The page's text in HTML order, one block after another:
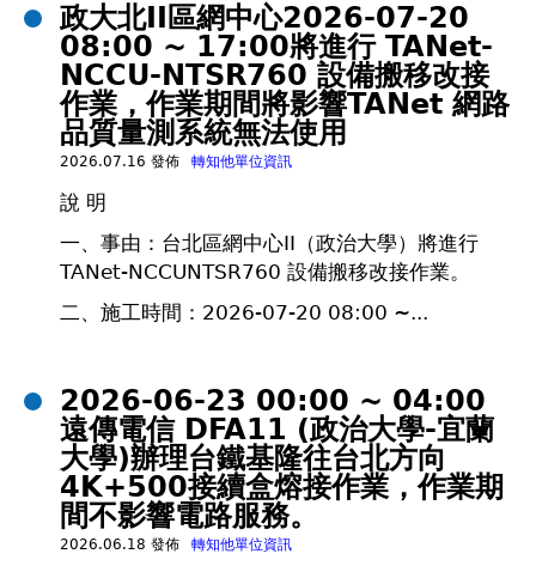
政大北II區網中心2026-07-20
08:00 ~ 17:00將進行 TANet-
NCCU-NTSR760 設備搬移改接
作業，作業期間將影響TANet 網路
品質量測系統無法使用
2026.07.16 發佈 轉知他單位資訊
說 明
一、事由：台北區網中心II（政治大學）將進行
TANet-NCCUNTSR760 設備搬移改接作業。
二、施工時間：2026-07-20 08:00 ~...
2026-06-23 00:00 ~ 04:00
遠傳電信 DFA11 (政治大學-宜蘭
大學)辦理台鐵基隆往台北方向
4K+500接續盒熔接作業，作業期
間不影響電路服務。
2026.06.18 發佈 轉知他單位資訊